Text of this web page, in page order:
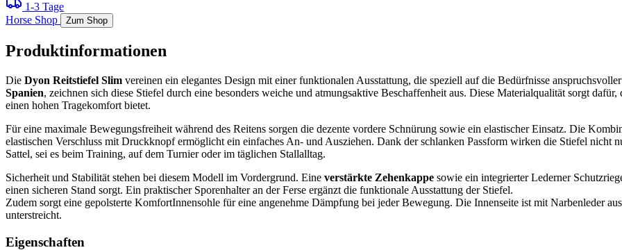
1-3 Tage
Horse Shop
Zum Shop
Produktinformationen
Die Dyon Reitstiefel Slim vereinen ein elegantes Design mit einer funktionalen Ausstattung, die speziell auf die Bedürfnisse
Spanien, zeichnen sich diese Stiefel durch eine besonders weiche und atmungsaktive Beschaffenheit aus. Diese Materialqualität sorgt
einen hohen Tragekomfort bietet.
Für eine maximale Bewegungsfreiheit während des Reitens sorgen die dezente vordere Schnürung sowie ein elastischer Einsatz. Die
elastischen Verschluss mit Druckknopf ermöglicht ein einfaches An- und Ausziehen. Dank der schlanken Passform wirken die Stiefel nicht
Sattel, sei es beim Training, auf dem Turnier oder im täglichen Stallalltag.
Sicherheit und Stabilität stehen bei diesem Modell im Vordergrund. Eine verstärkte Zehenkappe sowie ein integrierter Lederner
einen sicheren Stand sorgt. Ein praktischer Sporenhalter an der Ferse ergänzt die funktionale Ausstattung der Stiefel.
Zudem sorgt eine gepolsterte KomfortInnensohle für eine angenehme Dämpfung bei jeder Bewegung. Die Innenseite ist mit Narbenleder
unterstreicht.
Eigenschaften